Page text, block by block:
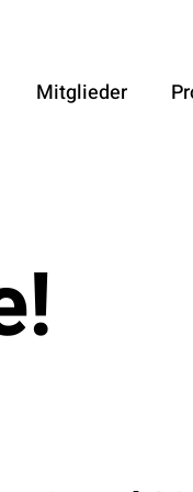
Mitglieder